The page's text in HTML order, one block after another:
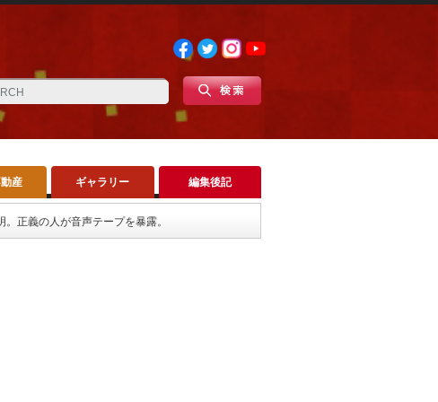
産 ギャラリー 編集後記
正義の人が音声テープを暴露。